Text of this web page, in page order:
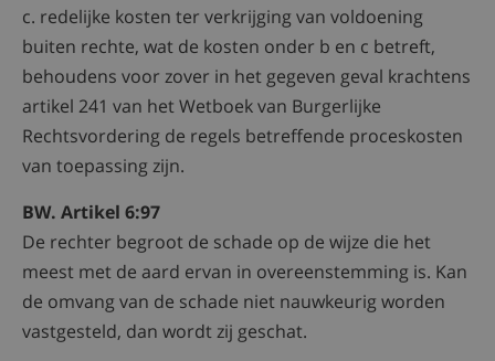
c. redelijke kosten ter verkrijging van voldoening
buiten rechte, wat de kosten onder b en c betreft,
behoudens voor zover in het gegeven geval krachtens
artikel 241 van het Wetboek van Burgerlijke
Rechtsvordering de regels betreffende proceskosten
van toepassing zijn.
BW. Artikel 6:97
De rechter begroot de schade op de wijze die het
meest met de aard ervan in overeenstemming is. Kan
de omvang van de schade niet nauwkeurig worden
vastgesteld, dan wordt zij geschat.